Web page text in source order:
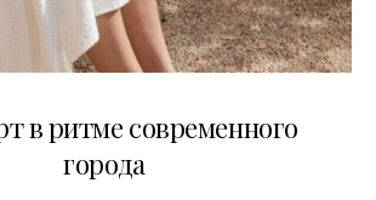
в ритме современного
города